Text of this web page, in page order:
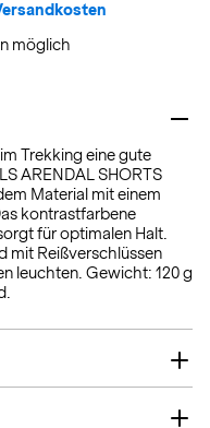
möglich
Trekking eine gute
ARENDAL SHORTS
Material mit einem
kontrastfarbene
für optimalen Halt.
mit Reißverschlüssen
leuchten. Gewicht: 120 g